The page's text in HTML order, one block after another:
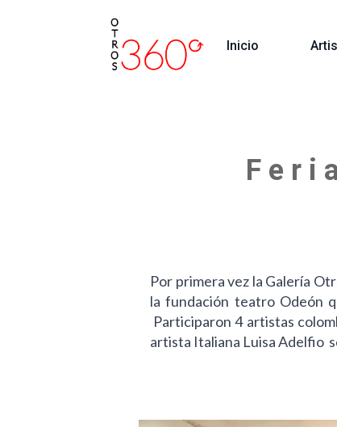
Inicio
F e r i
Por primera vez la Galería
la fundación teatro Odeón
Participaron 4 artistas
artista Italiana Luisa Adelfio